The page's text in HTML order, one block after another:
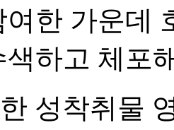
한 가운데
하고 체포
성착취물